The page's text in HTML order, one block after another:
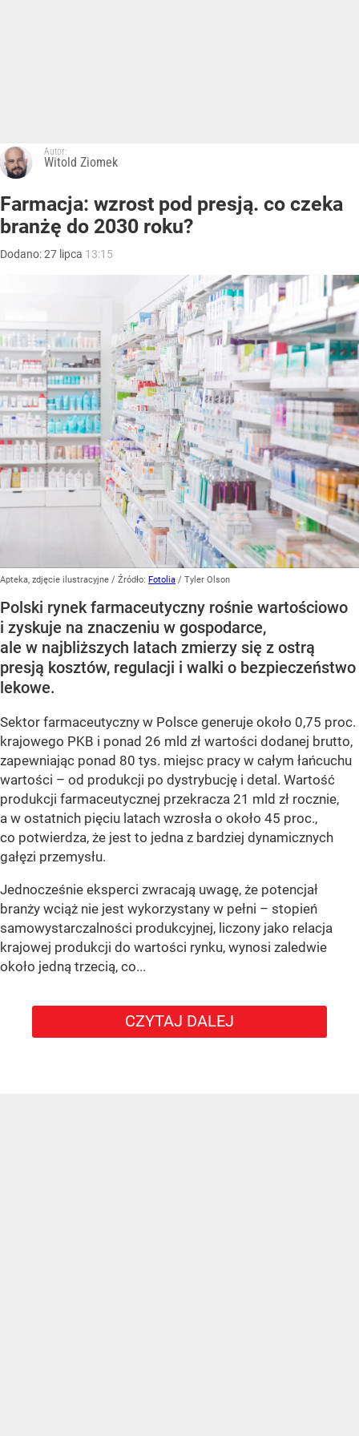
Autor:
Witold Ziomek
Farmacja: wzrost pod presją. co czeka
branżę do 2030 roku?
Dodano:27 lipca 13:15
Apteka, zdjęcie ilustracyjne / Źródło: Fotolia / Tyler Olson
Polski rynek farmaceutyczny rośnie wartościowo
i zyskuje na znaczeniu w gospodarce,
ale w najbliższych latach zmierzy się z ostrą
presją kosztów, regulacji i walki o bezpieczeństwo
lekowe.
Sektor farmaceutyczny w Polsce generuje około 0,75 proc.
krajowego PKB i ponad 26 mld zł wartości dodanej brutto,
zapewniając ponad 80 tys. miejsc pracy w całym łańcuchu
wartości – od produkcji po dystrybucję i detal. Wartość
produkcji farmaceutycznej przekracza 21 mld zł rocznie,
a w ostatnich pięciu latach wzrosła o około 45 proc.,
co potwierdza, że jest to jedna z bardziej dynamicznych
gałęzi przemysłu.
Jednocześnie eksperci zwracają uwagę, że potencjał
branży wciąż nie jest wykorzystany w pełni – stopień
samowystarczalności produkcyjnej, liczony jako relacja
krajowej produkcji do wartości rynku, wynosi zaledwie
około jedną trzecią, co...
CZYTAJ DALEJ